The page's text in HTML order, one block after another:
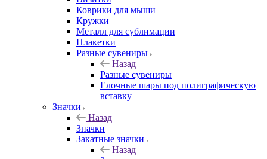
Коврики для мыши
Кружки
Металл для сублимации
Плакетки
Разные сувениры
Назад
Разные сувениры
Елочные шары под полиграфическую
вставку
Значки
Назад
Значки
Закатные значки
Назад